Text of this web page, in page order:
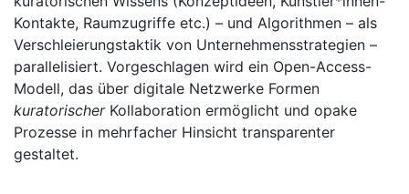
Kontakte, Raumzugriffe etc.) – und Algorithmen – als
Verschleierungstaktik von Unternehmensstrategien –
parallelisiert. Vorgeschlagen wird ein Open-Access-
Modell, das über digitale Netzwerke Formen
kuratorischerKollaboration ermöglicht und opake
Prozesse in mehrfacher Hinsicht transparenter
gestaltet.